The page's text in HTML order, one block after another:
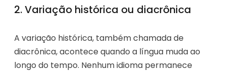
2. Variação histórica ou diacrônica
A variação histórica, também chamada de
diacrônica, acontece quando a língua muda ao
longo do tempo. Nenhum idioma permanece